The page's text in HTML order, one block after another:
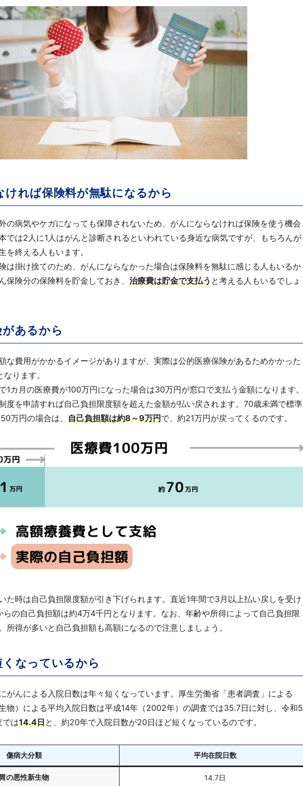
ければ保険料が無駄になるから
の病気やケガになっても保障されないため、がんにならなければ保険を使う機会
では2人に1人はがんと診断されるといわれている身近な病気ですが、もちろんが
を終える人もいます。
は掛け捨てのため、がんにならなかった場合は保険料を無駄に感じる人もいるか
保険分の保険料を貯金しておき、 治療費は貯金で支払うと考える人もいるでしょ
あるから
な費用がかかるイメージがありますが、実際は公的医療保険があるためかかった
なります。
1カ月の医療費が100万円になった場合は30万円が窓口で支払う金額になります。
度を申請すれば自己負担限度額を超えた金額が払い戻されます。70歳未満で標準
万円の場合は、 自己負担額は約8～9万円で、約21万円が戻ってくるのです。
た時は自己負担限度額が引き下げられます。直近1年間で3月以上払い戻しを受け
らの自己負担額は約4万4千円となります。なお、年齢や所得によって自己負担限
所得が多いと自己負担額も高額になるので注意しましょう。
くなっているから
がんによる入院日数は年々短くなっています。厚生労働省「患者調査」による
物）による平均入院日数は平成14年（2002年）の調査では35.7日に対し、令和5
は14.4日と、約20年で入院日数が20日ほど短くなっているのです。
傷病大分類 平均在院日数
胃の悪性新生物 14.7日